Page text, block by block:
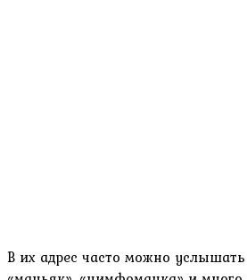
В их адрес часто можно